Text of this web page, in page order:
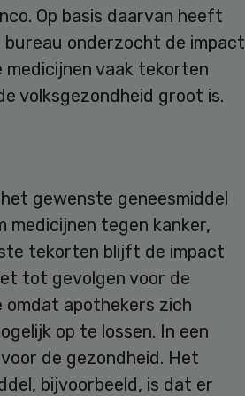
Op basis daarvan heeft
onderzocht de impact
vaak tekorten
volksgezondheid groot is.
gewenste geneesmiddel
medicijnen tegen kanker,
tekorten blijft de impact
tot gevolgen voor de
omdat apothekers zich
op te lossen. In een
de gezondheid. Het
bijvoorbeeld, is dat er